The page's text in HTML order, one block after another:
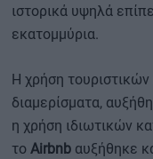
ιστορικά υψηλά
εκατομμύρια.
Η χρήση
διαμερίσματα,
η χρήση ιδιωτικών
το Airbnb αυξήθηκε